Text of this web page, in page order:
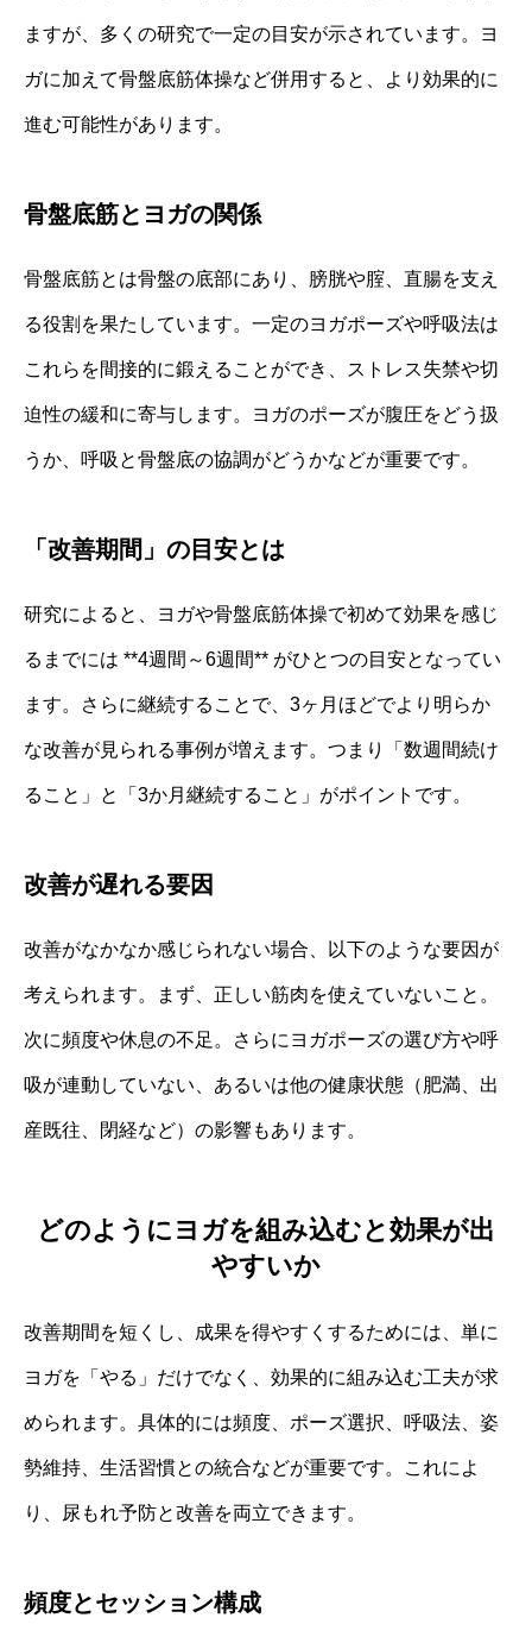
ますが、多くの研究で​一定の目安が示されています。ヨ
ガに加えて骨盤底筋体操など併用すると、より効果的に
進む可能性があります。
骨盤底筋とヨガの関係
骨盤底筋とは骨盤の底部にあり、膀胱や腟、直腸を支え
る役割を果たしています。一定のヨガポーズや呼吸法は
これらを間接的に鍛えることができ、ストレス失禁や切
迫性の緩和に寄与します。ヨガのポーズが腹圧をどう扱
うか、呼吸と骨盤底の協調がどうかなどが重要です。
「改善期間」の目安とは
研究によると、ヨガや骨盤底筋体操で初めて効果を感じ
るまでには **4週間～6週間** がひとつの目安となってい
ます。さらに継続することで、3ヶ月ほどでより明らか
な改善が見られる事例が増えます。つまり「数週間続け
ること」と「3か月継続すること」がポイントです。
改善が遅れる要因
改善がなかなか感じられない場合、以下のような要因が
考えられます。まず、正しい筋肉を使えていないこと。
次に頻度や休息の不足。さらにヨガポーズの選び方や呼
吸が連動していない、あるいは他の健康状態（肥満、出
産既往、閉経など）の影響もあります。
どのようにヨガを組み込むと効果が出
やすいか
改善期間を短くし、成果を得やすくするためには、単に
ヨガを「やる」だけでなく、効果的に組み込む工夫が求
められます。具体的には頻度、ポーズ選択、呼吸法、姿
勢維持、生活習慣との統合などが重要です。これによ
り、尿もれ予防と改善を両立できます。
頻度とセッション構成